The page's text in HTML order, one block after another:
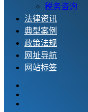
税务咨询
法律资讯
典型案例
政策法规
网址导航
网站标签